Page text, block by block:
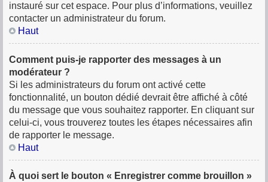
instauré sur cet espace. Pour plus d’informations, veuillez
contacter un administrateur du forum.
Haut
Comment puis-je rapporter des messages à un
modérateur ?
Si les administrateurs du forum ont activé cette
fonctionnalité, un bouton dédié devrait être affiché à côté
du message que vous souhaitez rapporter. En cliquant sur
celui-ci, vous trouverez toutes les étapes nécessaires afin
de rapporter le message.
Haut
À quoi sert le bouton « Enregistrer comme brouillon »